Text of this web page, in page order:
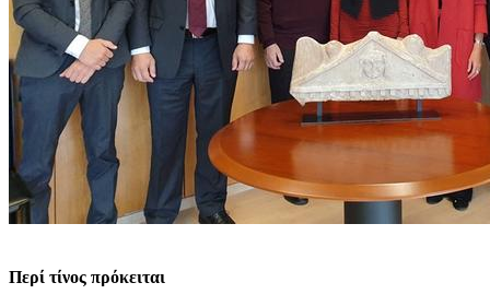
Περί τίνος πρόκειται